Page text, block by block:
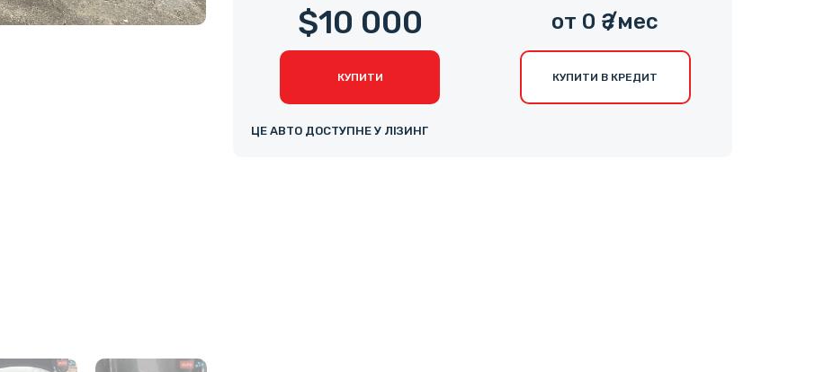
$10 000
КУПИТИ
от 0 ₴ /мес
КУПИТИ В КРЕДИТ
ЦЕ АВТО ДОСТУПНЕ У ЛІЗИНГ